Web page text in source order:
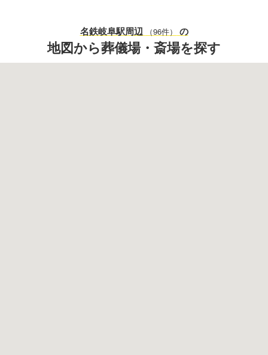
名鉄岐阜駅周辺 （96件） の
地図から葬儀場・斎場を探す